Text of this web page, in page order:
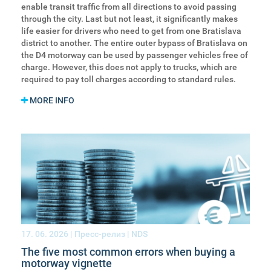
enable transit traffic from all directions to avoid passing
through the city. Last but not least, it significantly makes
life easier for drivers who need to get from one Bratislava
district to another. The entire outer bypass of Bratislava on
the D4 motorway can be used by passenger vehicles free of
charge. However, this does not apply to trucks, which are
required to pay toll charges according to standard rules.
MORE INFO
17. 06. 2026 | Пресс-релиз | NDS
The five most common errors when buying a
motorway vignette